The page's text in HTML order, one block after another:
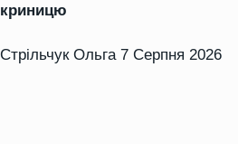
криницю
Стрільчук Ольга 7 Серпня 2026